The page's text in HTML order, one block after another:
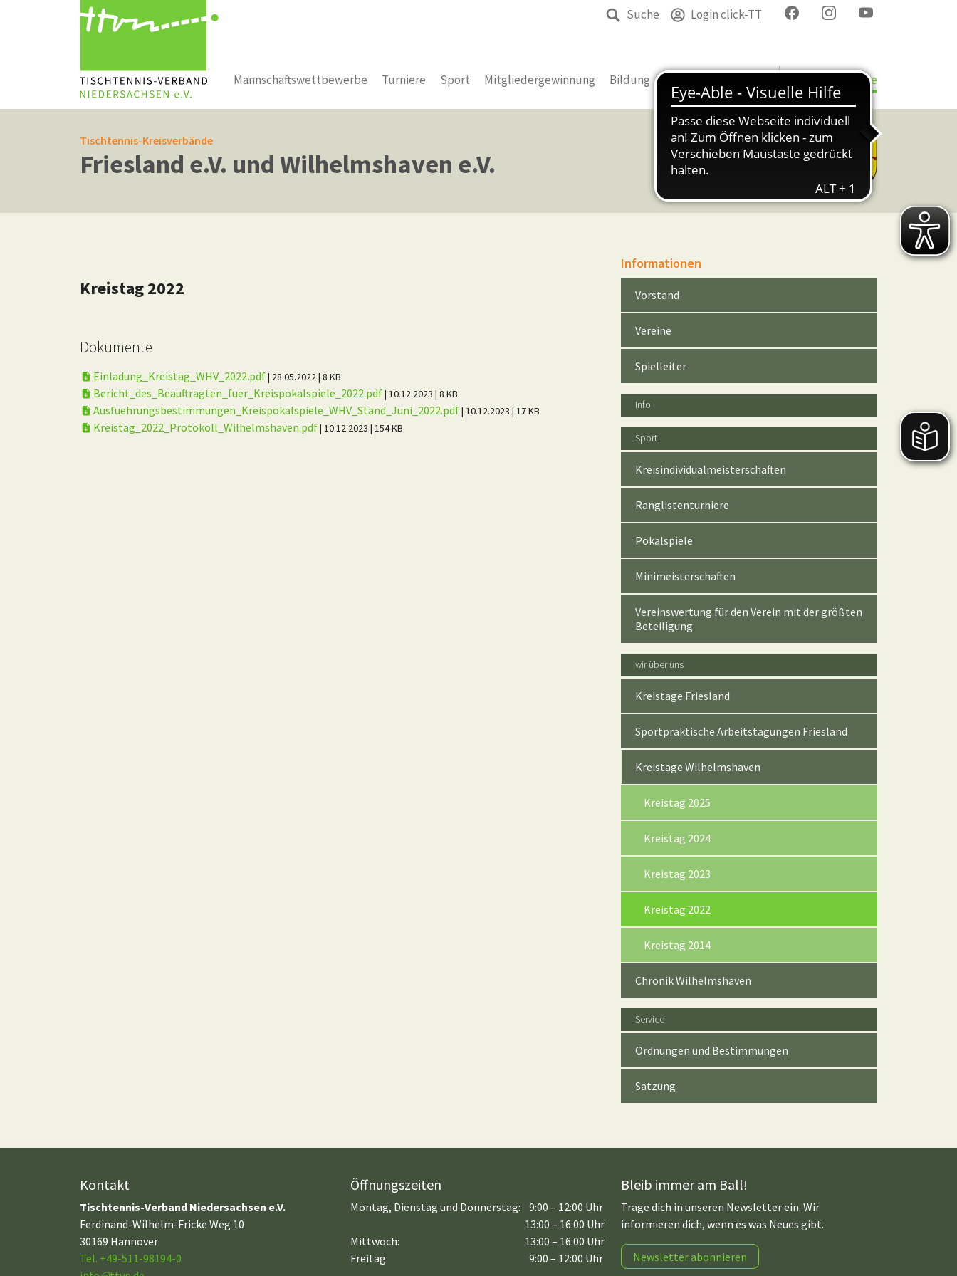
Suche Login click-TT
Mannschaftswettbewerbe Turniere Sport Mitgliedergewinnung Bildung Bezirke & Kreise
Tischtennis-Kreisverbände
Friesland e.V. und Wilhelmshaven e.V.
Kreistag 2022
Dokumente
Einladung_Kreistag_WHV_2022.pdf| 28.05.2022| 8 KB
Bericht_des_Beauftragten_fuer_Kreispokalspiele_2022.pdf| 10.12.2023 | 8 KB
Ausfuehrungsbestimmungen_Kreispokalspiele_WHV_Stand_Juni_2022.pdf| 10.12.2023 | 17 KB
Kreistag_2022_Protokoll_Wilhelmshaven.pdf| 10.12.2023 | 154 KB
Informationen
Vorstand
Vereine
Spielleiter
Info
Sport
Kreisindividualmeisterschaften
Ranglistenturniere
Pokalspiele
Minimeisterschaften
Vereinswertung für den Verein mit der größten
Beteiligung
wir über uns
Kreistage Friesland
Sportpraktische Arbeitstagungen Friesland
Kreistage Wilhelmshaven
Kreistag 2025
Kreistag 2024
Kreistag 2023
Kreistag 2022
Kreistag 2014
Chronik Wilhelmshaven
Service
Ordnungen und Bestimmungen
Satzung
Kontakt
Tischtennis-Verband Niedersachsen e.V.
Ferdinand-Wilhelm-Fricke Weg 10
30169 Hannover
Tel. +49-511-98194-0
Öffnungszeiten
Montag, Dienstag und Donnerstag:
9:00 – 12:00 Uhr
13:00 – 16:00 Uhr
Mittwoch:
Freitag:
13:00 – 16:00 Uhr
9:00 – 12:00 Uhr
Bleib immer am Ball!
Trage dich in unseren Newsletter ein. Wir
informieren dich, wenn es was Neues gibt.
Newsletter abonnieren